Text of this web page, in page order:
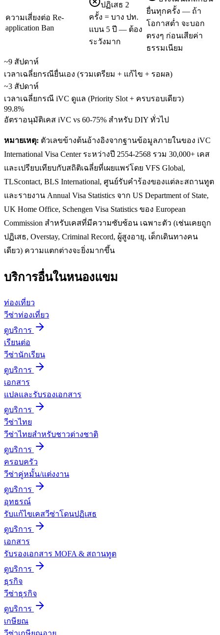
ความเสี่ยงต่อ Re-
application Ban
ปฏิเสธ 2
ครั้ง = บาง ปท.
แบน 5 ปี — ต้อง
ระวังมาก
ยื่นทุกครั้ง — ถ้า
โอกาสต่ำ จะบอก
ตรงๆ ก่อนเสียค่า
ธรรมเนียม
~9 สัปดาห์
เวลาเฉลี่ยกรณียื่นเอง (รวมเตรียม + แก้ไข + รอผล)
~3 สัปดาห์
เวลาเฉลี่ยกรณี iVC ดูแล (Priority Slot + ครบรอบเดียว)
99.8%
อัตราอนุมัติเคส iVC vs 60-75% สำหรับ DIY ทั่วไป
หมายเหตุ: ตัวเลขข้างต้นอ้างอิงจากฐานข้อมูลภายในของ iVC
International Visa Center ระหว่างปี 2554-2568 รวม 30,000+ เคส
และเปรียบเทียบกับสถิติเฉลี่ยที่เผยแพร่โดย VFS Global,
TLScontact, BLS International, ศูนย์รับคำร้องของแต่ละสถานทูต
และรายงาน Annual Visa Statistics จาก US Department of State,
UK Home Office, Schengen Visa Statistics ของ European
Commission สำหรับเคสที่มีความซับซ้อน เฉพาะตัว (เช่นเคยถูก
ปฏิเสธ, Overstay, Criminal Record, ผู้สูงอายุ, เด็กเดินทางคน
เดียว) ความแตกต่างจะยิ่งมากขึ้น
บริการอื่นในหนองแขม
ท่องเที่ยว
วีซ่าท่องเที่ยว
ดูบริการ
เรียนต่อ
วีซ่านักเรียน
ดูบริการ
เอกสาร
แปลและรับรองเอกสาร
ดูบริการ
วีซ่าไทย
วีซ่าไทยสำหรับชาวต่างชาติ
ดูบริการ
ครอบครัว
วีซ่าคู่หมั้น/แต่งงาน
ดูบริการ
อุทธรณ์
รับแก้ไขเคสวีซ่าโดนปฏิเสธ
ดูบริการ
เอกสาร
รับรองเอกสาร MOFA & สถานทูต
ดูบริการ
ธุรกิจ
วีซ่าธุรกิจ
ดูบริการ
เกษียณ
วีซ่าเกษียณอายุ